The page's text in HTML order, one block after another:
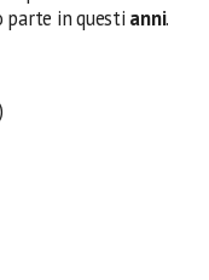
parte in questi anni.